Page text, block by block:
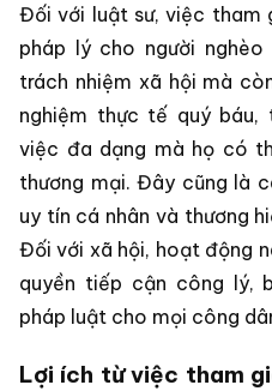
Đối với luật sư, việc tham
pháp lý cho người
trách nhiệm xã hội mà
nghiệm thực tế quý
việc đa dạng mà họ có
thương mại. Đây cũng là
uy tín cá nhân và thương
Đối với xã hội, hoạt động
quyền tiếp cận công lý,
pháp luật cho mọi công
Lợi ích từ việc tham